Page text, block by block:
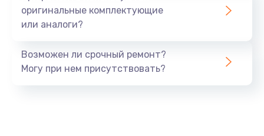
оригинальные комплектующие
или аналоги?
Возможен ли срочный ремонт?
Могу при нем присутствовать?